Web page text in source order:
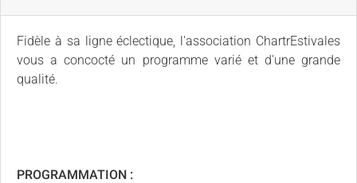
Fidèle à sa ligne éclectique, l'association ChartrEstivales
vous a concocté un programme varié et d'une grande
qualité.
PROGRAMMATION :